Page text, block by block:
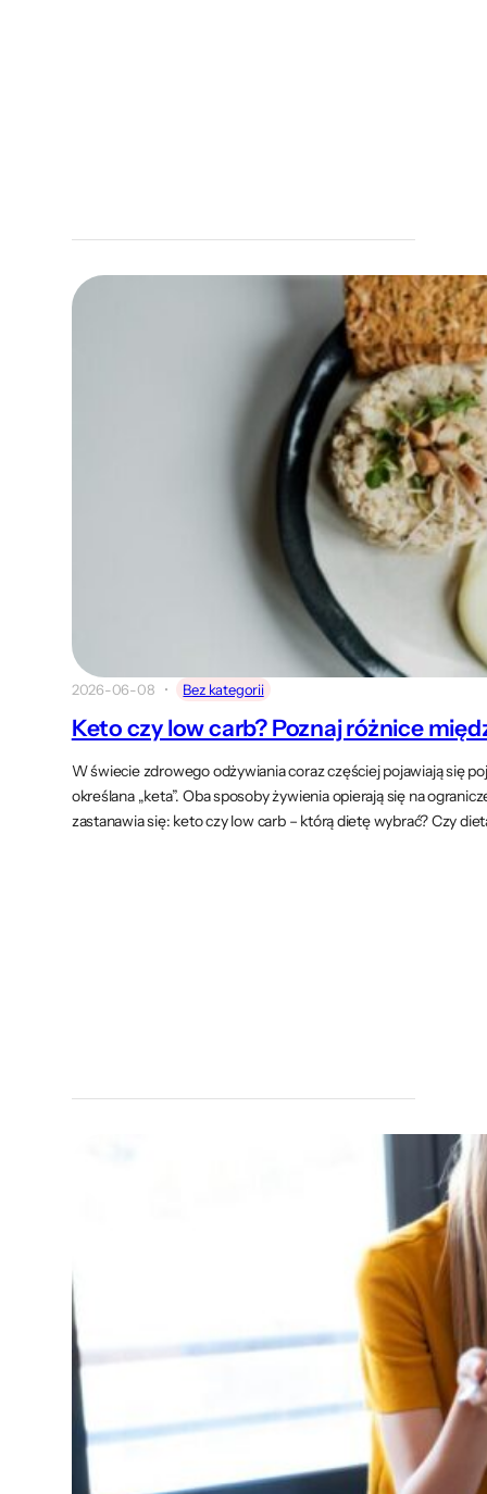
2026-06-08 Bez kategorii
Keto czy low carb? Poznaj różnice
W świecie zdrowego odżywiania coraz częściej pojawiają się
określana „keta”. Oba sposoby żywienia opierają się na
zastanawia się: keto czy low carb – którą dietę wybrać? Czy